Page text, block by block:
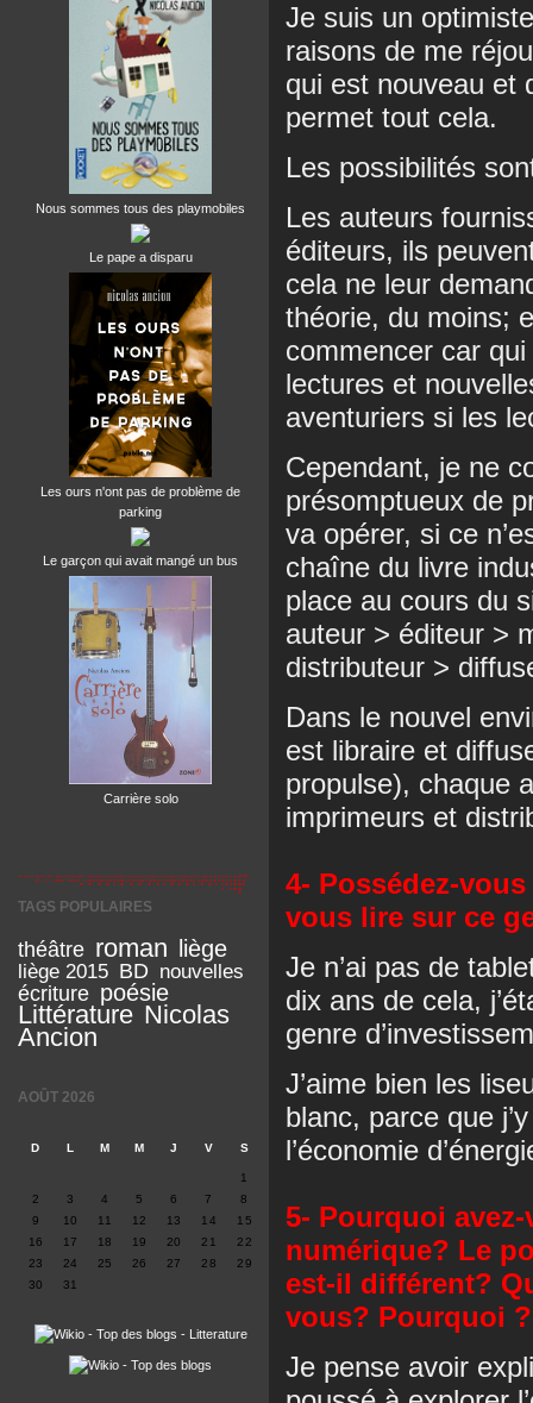
Nous sommes tous des playmobiles
Le pape a disparu
Les ours n'ont pas de problème de
parking
Le garçon qui avait mangé un bus
Carrière solo
TAGS POPULAIRES
théâtre roman liège
liège 2015 BD nouvelles
écriture poésie
Littérature Nicolas
Ancion
AOÛT 2026
D L M M J V S
1
2
3 4 5 6 7
8
9
10 11 12 13 14
15
16
17 18 19 20 21
22
23
24 25 26 27 28
29
30
31
Je suis un
raisons de me
qui est nouveau et
permet tout cela.
Les possibilités
Les auteurs
éditeurs, ils
cela ne leur
théorie, du moins;
commencer car
lectures et
aventuriers si les
Cependant, je ne
présomptueux de
va opérer, si ce
chaîne du livre
place au cours du
auteur > éditeur >
distributeur >
Dans le nouvel
est libraire et
propulse), chaque
imprimeurs et
4- Possédez-
vous lire sur ce
Je n’ai pas de
dix ans de cela,
genre
J’aime bien les
blanc, parce que
l’économie
5- Pourquoi
numérique? Le
est-il différent?
vous? Pourquoi ?
Je pense avoir